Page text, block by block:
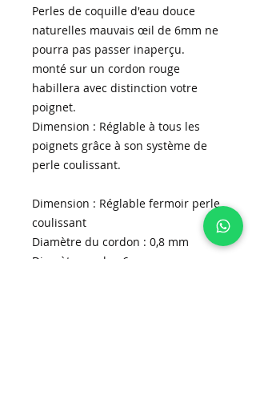
Perles de coquille d'eau douce
naturelles mauvais œil de 6mm ne
pourra pas passer inaperçu.
monté sur un cordon rouge
habillera avec distinction votre
poignet.
Dimension : Réglable à tous les
poignets grâce à son système de
perle coulissant.
Dimension : Réglable fermoir perle
coulissant
Diamètre du cordon : 0,8 mm
Diamètre perle : 6mm